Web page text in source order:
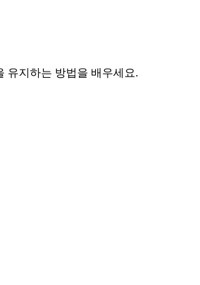
유지하는 방법을 배우세요.